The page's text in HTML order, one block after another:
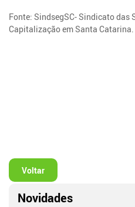
Fonte: SindsegSC- Sindicato das
Capitalização em Santa Catarina.
Voltar
Novidades